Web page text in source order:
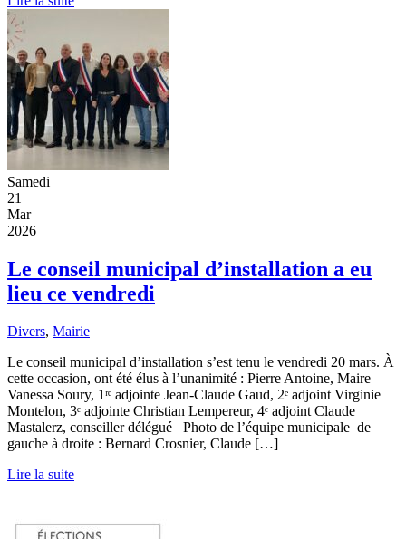
Samedi
21
Mar
2026
Le conseil municipal d’installation a eu
lieu ce vendredi
Divers, Mairie
Le conseil municipal d’installation s’est tenu le vendredi 20 mars. À
cette occasion, ont été élus à l’unanimité : Pierre Antoine, Maire
Vanessa Soury, 1ʳᵉ adjointe Jean-Claude Gaud, 2ᵉ adjoint Virginie
Montelon, 3ᵉ adjointe Christian Lempereur, 4ᵉ adjoint Claude
Mastalerz, conseiller délégué Photo de l’équipe municipale de
gauche à droite : Bernard Crosnier, Claude […]
Lire la suite